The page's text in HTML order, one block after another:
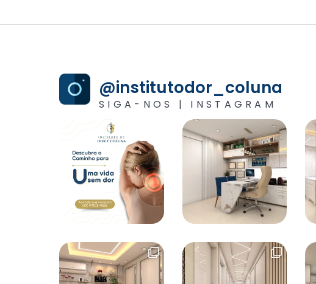
@institutodor_coluna
SIGA-NOS | INSTAGRAM